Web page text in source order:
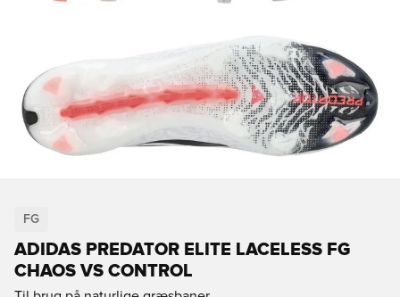
FG
ADIDAS PREDATOR ELITE LACELESS FG
CHAOS VS CONTROL